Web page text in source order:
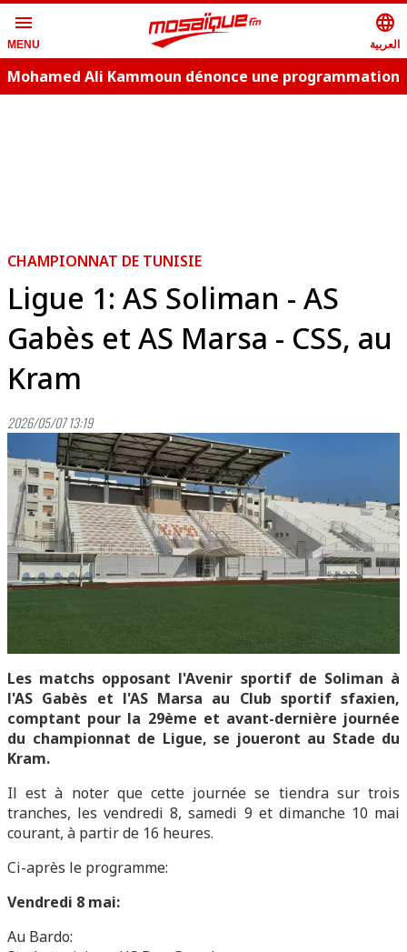
menu
MENU
language
العربية
Mohamed Ali Kammoun dénonce une programmation
CHAMPIONNAT DE TUNISIE
Ligue 1: AS Soliman - AS
Gabès et AS Marsa - CSS, au
Kram
2026/05/07 13:19
Les matchs opposant l'Avenir sportif de Soliman à
l'AS Gabès et l'AS Marsa au Club sportif sfaxien,
comptant pour la 29ème et avant-dernière journée
du championnat de Ligue, se joueront au Stade du
Kram.
Il est à noter que cette journée se tiendra sur trois
tranches, les vendredi 8, samedi 9 et dimanche 10 mai
courant, à partir de 16 heures.
Ci-après le programme:
Vendredi 8 mai:
Au Bardo: